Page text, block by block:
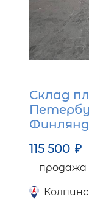
Склад
115 500 ₽
продажа